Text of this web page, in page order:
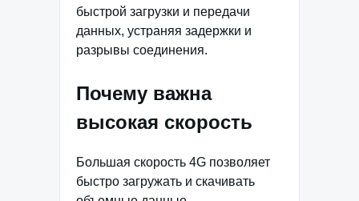
быстрой загрузки и передачи
данных, устраняя задержки и
разрывы соединения.
Почему важна
высокая скорость
Большая скорость 4G позволяет
быстро загружать и скачивать